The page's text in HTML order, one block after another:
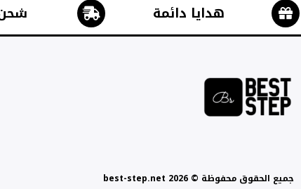
هدايا دائمة
جميع الحقوق محفوظة © best-step.net 2026